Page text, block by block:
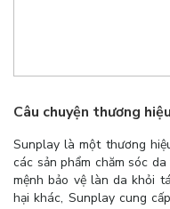
Câu chuyện thương
Sunplay là một thương
các sản phẩm chăm sóc
mệnh bảo vệ làn da khỏi
hại khác, Sunplay cung